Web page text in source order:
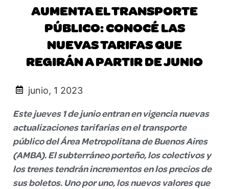
AUMENTA EL TRANSPORTE
PÚBLICO: CONOCÉ LAS
NUEVAS TARIFAS QUE
REGIRÁN A PARTIR DE JUNIO
junio, 1 2023
Este jueves 1 de junio entran en vigencia nuevas
actualizaciones tarifarias en el transporte
público del Área Metropolitana de Buenos Aires
(AMBA). El subterráneo porteño, los colectivos y
los trenes tendrán incrementos en los precios de
sus boletos. Uno por uno, los nuevos valores que